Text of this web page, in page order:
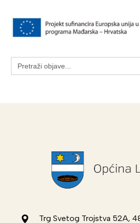
Search
for:
Trg Svetog Trojstva 52A,